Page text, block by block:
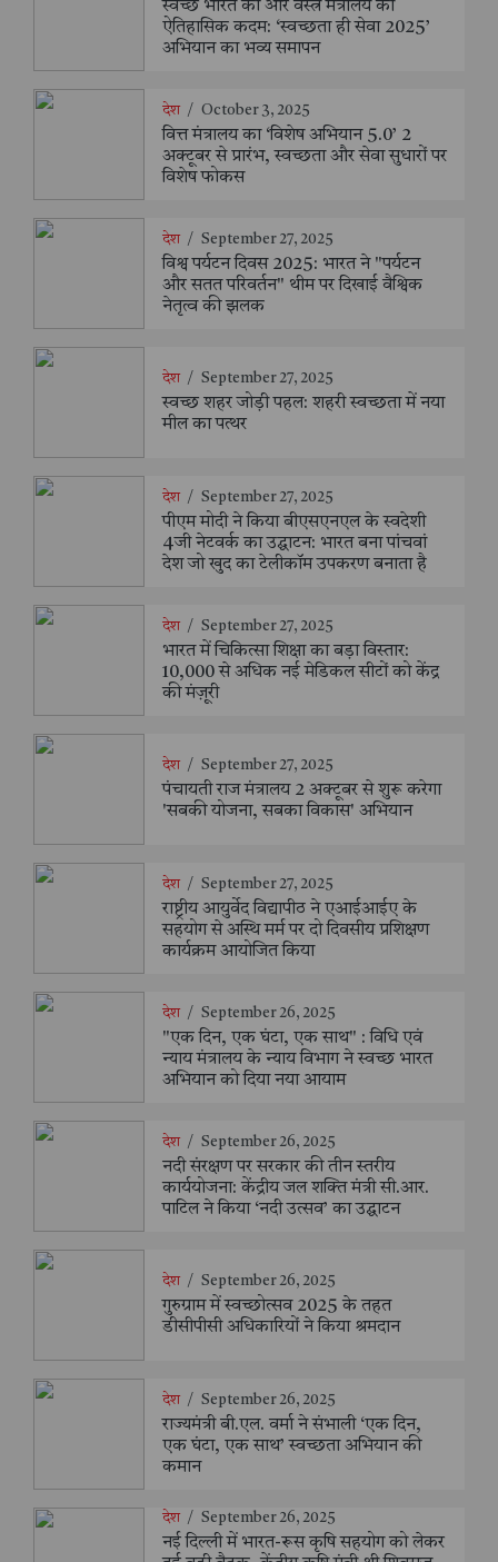
स्वच्छ भारत की ओर वस्त्र मंत्रालय का
ऐतिहासिक कदम: ‘स्वच्छता ही सेवा 2025’
अभियान का भव्य समापन
देश / October 3, 2025
वित्त मंत्रालय का ‘विशेष अभियान 5.0’ 2
अक्टूबर से प्रारंभ, स्वच्छता और सेवा सुधारों पर
विशेष फोकस
देश / September 27, 2025
विश्व पर्यटन दिवस 2025: भारत ने "पर्यटन
और सतत परिवर्तन" थीम पर दिखाई वैश्विक
नेतृत्व की झलक
देश / September 27, 2025
स्वच्छ शहर जोड़ी पहल: शहरी स्वच्छता में नया
मील का पत्थर
देश / September 27, 2025
पीएम मोदी ने किया बीएसएनएल के स्वदेशी
4जी नेटवर्क का उद्घाटन: भारत बना पांचवां
देश जो खुद का टेलीकॉम उपकरण बनाता है
देश / September 27, 2025
भारत में चिकित्सा शिक्षा का बड़ा विस्तार:
10,000 से अधिक नई मेडिकल सीटों को केंद्र
की मंज़ूरी
देश / September 27, 2025
पंचायती राज मंत्रालय 2 अक्टूबर से शुरू करेगा
'सबकी योजना, सबका विकास' अभियान
देश / September 27, 2025
राष्ट्रीय आयुर्वेद विद्यापीठ ने एआईआईए के
सहयोग से अस्थि मर्म पर दो दिवसीय प्रशिक्षण
कार्यक्रम आयोजित किया
देश / September 26, 2025
"एक दिन, एक घंटा, एक साथ" : विधि एवं
न्याय मंत्रालय के न्याय विभाग ने स्वच्छ भारत
अभियान को दिया नया आयाम
देश / September 26, 2025
नदी संरक्षण पर सरकार की तीन स्तरीय
कार्ययोजना: केंद्रीय जल शक्ति मंत्री सी.आर.
पाटिल ने किया ‘नदी उत्सव’ का उद्घाटन
देश / September 26, 2025
गुरुग्राम में स्वच्छोत्सव 2025 के तहत
डीसीपीसी अधिकारियों ने किया श्रमदान
देश / September 26, 2025
राज्यमंत्री बी.एल. वर्मा ने संभाली ‘एक दिन,
एक घंटा, एक साथ’ स्वच्छता अभियान की
कमान
देश / September 26, 2025
नई दिल्ली में भारत-रूस कृषि सहयोग को लेकर